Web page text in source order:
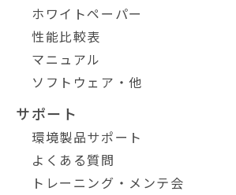
ホワイトペーパー
性能比較表
マニュアル
ソフトウェア・他
サポート
環境製品サポート
よくある質問
トレーニング・メンテ会